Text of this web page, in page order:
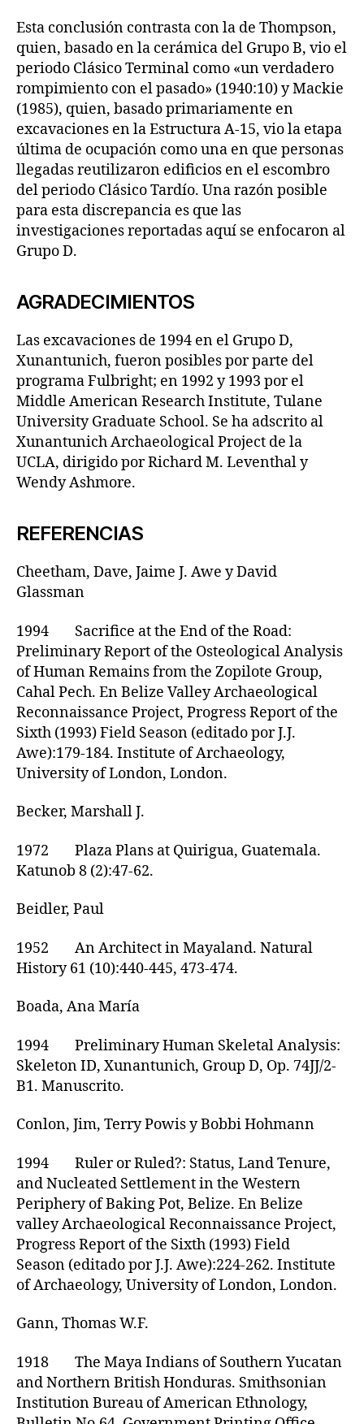
Esta conclusión contrasta con la de Thompson,
quien, basado en la cerámica del Grupo B, vio el
periodo Clásico Terminal como «un verdadero
rompimiento con el pasado» (1940:10) y Mackie
(1985), quien, basado primariamente en
excavaciones en la Estructura A-15, vio la etapa
última de ocupación como una en que personas
llegadas reutilizaron edificios en el escombro
del periodo Clásico Tardío. Una razón posible
para esta discrepancia es que las
investigaciones reportadas aquí se enfocaron al
Grupo D.
AGRADECIMIENTOS
Las excavaciones de 1994 en el Grupo D,
Xunantunich, fueron posibles por parte del
programa Fulbright; en 1992 y 1993 por el
Middle American Research Institute, Tulane
University Graduate School. Se ha adscrito al
Xunantunich Archaeological Project de la
UCLA, dirigido por Richard M. Leventhal y
Wendy Ashmore.
REFERENCIAS
Cheetham, Dave, Jaime J. Awe y David
Glassman
1994 Sacrifice at the End of the Road:
Preliminary Report of the Osteological Analysis
of Human Remains from the Zopilote Group,
Cahal Pech. En Belize Valley Archaeological
Reconnaissance Project, Progress Report of the
Sixth (1993) Field Season (editado por J.J.
Awe):179-184. Institute of Archaeology,
University of London, London.
Becker, Marshall J.
1972 Plaza Plans at Quirigua, Guatemala.
Katunob 8 (2):47-62.
Beidler, Paul
1952 An Architect in Mayaland. Natural
History 61 (10):440-445, 473-474.
Boada, Ana María
1994 Preliminary Human Skeletal Analysis:
Skeleton ID, Xunantunich, Group D, Op. 74JJ/2-
B1. Manuscrito.
Conlon, Jim, Terry Powis y Bobbi Hohmann
1994 Ruler or Ruled?: Status, Land Tenure,
and Nucleated Settlement in the Western
Periphery of Baking Pot, Belize. En Belize
valley Archaeological Reconnaissance Project,
Progress Report of the Sixth (1993) Field
Season (editado por J.J. Awe):224-262. Institute
of Archaeology, University of London, London.
Gann, Thomas W.F.
1918 The Maya Indians of Southern Yucatan
and Northern British Honduras. Smithsonian
Institution Bureau of American Ethnology,